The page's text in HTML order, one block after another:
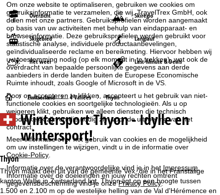
Om onze website te optimaliseren, gebruiken we cookies om
gebruiksinformatie te verzamelen, die wij, TravelTrex GmbH, ook
delen met onze partners. Gebruiksprofielen worden aangemaakt
op basis van uw activiteiten met behulp van eindapparaat- en
browserinformatie. Deze gebruiksprofielen worden gebruikt voor
statistische analyse, individuele productaanbevelingen,
geïndividualiseerde reclame en bereikmeting. Hiervoor hebben wij
uw toestemming nodig (op elk moment in te trekken), wat ook de
overdracht van bepaalde persoonlijke gegevens aan derde
aanbieders in derde landen buiten de Europese Economische
Ruimte inhoudt, zoals Google of Microsoft in de VS.
Door opaccepteren te klikken, accepteert u het gebruik van niet-
functionele cookies en soortgelijke technologieën. Als u op
weigeren klikt, gebruiken we alleen diensten die technisch
noodzakelijk zijn en die nodig zijn voor de uitvoering van het
contract.
Meer informatie over het gebruik van cookies en de mogelijkheid
om uw instellingen te wijzigen, vindt u in de informatie over
Cookie-Policy
Informatie over de verantwoordelijke vind je in het Impressum
Informatie over de doeleinden en jouw rechten omtrent
gegevensbescherming vind je onzePrivacy Policy.
Overzicht Skiregio
Skigebied Langlauf
Het weer Last-Minute & Deals
S
t
a
r
t
Zwitserland 4 Vallées Thyon
WintersportThyon - Idylle en
wintersport!
Thyon
Thyon maakt deel uit van de gemeente Vex, die in het Franstalige
kanton Wallis in Zwitserland ligt. Thyon ligt op een hoogte tussen
1.500 en 2.100 m op de westelijke helling van de Val d'Hérémence en